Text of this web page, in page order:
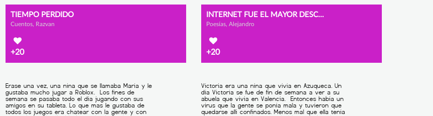
TIEMPO PERDIDO
Cuentos, Razvan
+20
INTERNET FUE EL MAYOR DESCUBRIMIENTO DEL MUNDO
Poesías, Alejandro
+20